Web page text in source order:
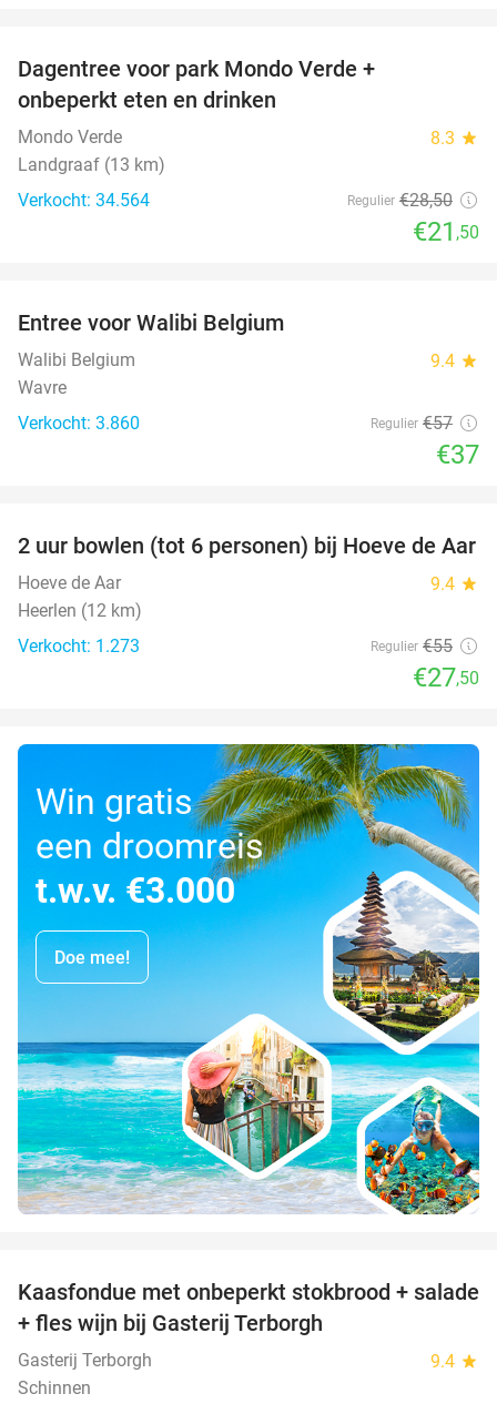
Dagentree voor park Mondo Verde +
onbeperkt eten en drinken
Mondo Verde 8.3 star
Landgraaf (13 km)
Verkocht: 34.564
Regulier €28,50
€21 ,50
Entree voor Walibi Belgium
Walibi Belgium 9.4 star
Wavre
Verkocht: 3.860
Regulier €57
€37
50%
2 uur bowlen (tot 6 personen) bij Hoeve de Aar
Hoeve de Aar 9.4 star
Heerlen (12 km)
Verkocht: 1.273
Regulier €55
€27,50
Win gratis
een droomreis
t.w.v. €3.000
Doe mee!
44%
Kaasfondue met onbeperkt stokbrood + salade
+ fles wijn bij Gasterij Terborgh
Gasterij Terborgh 9.4 star
Schinnen